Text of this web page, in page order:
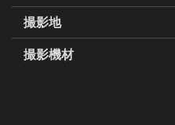
撮影地
撮影機材